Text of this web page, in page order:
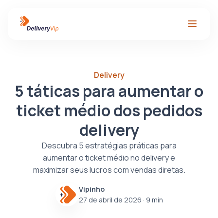
Delivery
5 táticas para aumentar o
ticket médio dos pedidos
delivery
Descubra 5 estratégias práticas para
aumentar o ticket médio no delivery e
maximizar seus lucros com vendas diretas.
Vipinho
27 de abril de 2026 · 9 min